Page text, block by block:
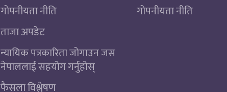
गोपनीयता नीति
ताजा अपडेट
न्यायिक पत्रकारिता जोगाउन जस
नेपाललाई सहयोग गर्नुहोस्
फैसला विश्लेषण
गोपनीयता नीति